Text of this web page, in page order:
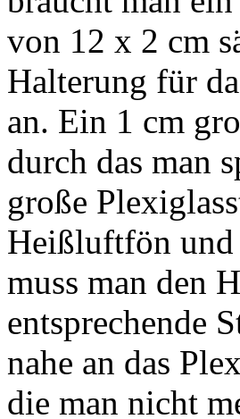
von 12 x 2 cm
Halterung für
an. Ein 1 cm
durch das man
große
Heißluftfön und
muss man den
entsprechende
nahe an das
die man nicht